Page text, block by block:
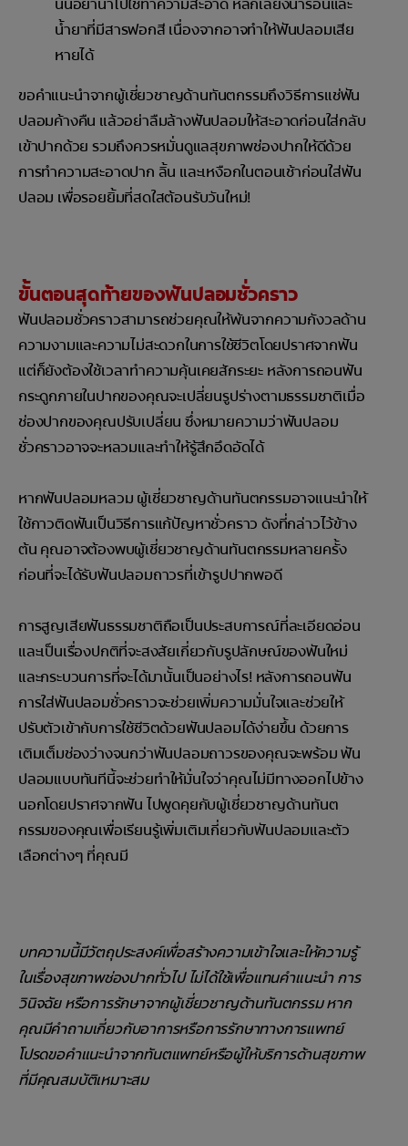
นั้นอย่านำไปใช้ทำความสะอาด หลีกเลี่ยงน้ำร้อนและ
น้ำยาที่มีสารฟอกสี เนื่องจากอาจทำให้ฟันปลอมเสีย
หายได้
ขอคำแนะนำจากผู้เชี่ยวชาญด้านทันตกรรมถึงวิธีการแช่ฟัน
ปลอมค้างคืน แล้วอย่าลืมล้างฟันปลอมให้สะอาดก่อนใส่กลับ
เข้าปากด้วย รวมถึงควรหมั่นดูแลสุขภาพช่องปากให้ดีด้วย
การทำความสะอาดปาก ลิ้น และเหงือกในตอนเช้าก่อนใส่ฟัน
ปลอม เพื่อรอยยิ้มที่สดใสต้อนรับวันใหม่!
ขั้นตอนสุดท้ายของฟันปลอมชั่วคราว
ฟันปลอมชั่วคราวสามารถช่วยคุณให้พ้นจากความกังวลด้าน
ความงามและความไม่สะดวกในการใช้ชีวิตโดยปราศจากฟัน
แต่ก็ยังต้องใช้เวลาทำความคุ้นเคยสักระยะ หลังการถอนฟัน
กระดูกภายในปากของคุณจะเปลี่ยนรูปร่างตามธรรมชาติเมื่อ
ช่องปากของคุณปรับเปลี่ยน ซึ่งหมายความว่าฟันปลอม
ชั่วคราวอาจจะหลวมและทำให้รู้สึกอึดอัดได้
หากฟันปลอมหลวม ผู้เชี่ยวชาญด้านทันตกรรมอาจแนะนำให้
ใช้กาวติดฟันเป็นวิธีการแก้ปัญหาชั่วคราว ดังที่กล่าวไว้ข้าง
ต้น คุณอาจต้องพบผู้เชี่ยวชาญด้านทันตกรรมหลายครั้ง
ก่อนที่จะได้รับฟันปลอมถาวรที่เข้ารูปปากพอดี
การสูญเสียฟันธรรมชาติถือเป็นประสบการณ์ที่ละเอียดอ่อน
และเป็นเรื่องปกติที่จะสงสัยเกี่ยวกับรูปลักษณ์ของฟันใหม่
และกระบวนการที่จะได้มานั้นเป็นอย่างไร! หลังการถอนฟัน
การใส่ฟันปลอมชั่วคราวจะช่วยเพิ่มความมั่นใจและช่วยให้
ปรับตัวเข้ากับการใช้ชีวิตด้วยฟันปลอมได้ง่ายขึ้น ด้วยการ
เติมเต็มช่องว่างจนกว่าฟันปลอมถาวรของคุณจะพร้อม ฟัน
ปลอมแบบทันทีนี้จะช่วยทำให้มั่นใจว่าคุณไม่มีทางออกไปข้าง
นอกโดยปราศจากฟัน ไปพูดคุยกับผู้เชี่ยวชาญด้านทันต
กรรมของคุณเพื่อเรียนรู้เพิ่มเติมเกี่ยวกับฟันปลอมและตัว
เลือกต่างๆ ที่คุณมี
บทความนี้มีวัตถุประสงค์เพื่อสร้างความเข้าใจและให้ความรู้
ในเรื่องสุขภาพช่องปากทั่วไป ไม่ได้ใช้เพื่อแทนคำแนะนำ การ
วินิจฉัย หรือการรักษาจากผู้เชี่ยวชาญด้านทันตกรรม หาก
คุณมีคำถามเกี่ยวกับอาการหรือการรักษาทางการแพทย์
โปรดขอคำแนะนำจากทันตแพทย์หรือผู้ให้บริการด้านสุขภาพ
ที่มีคุณสมบัติเหมาะสม